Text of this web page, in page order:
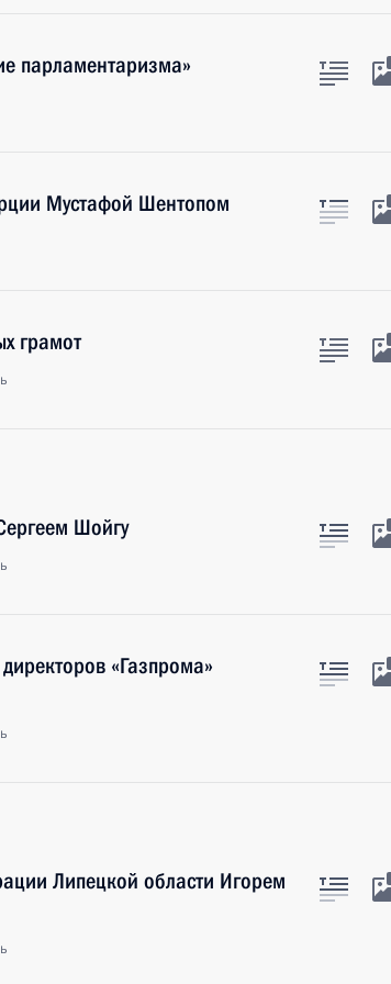
парламентаризма»
Мустафой Шентопом
грамот
Шойгу
«Газпрома»
Липецкой области Игорем